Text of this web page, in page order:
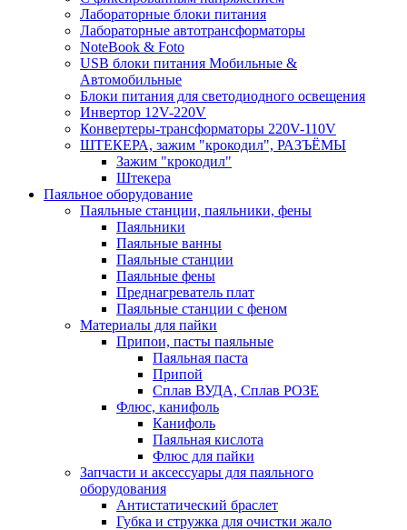
Лабораторные блоки питания
Лабораторные автотрансформаторы
NoteBook & Foto
USB блоки питания Мобильные &
Автомобильные
Блоки питания для светодиодного освещения
Инвертор 12V-220V
Конвертеры-трансформаторы 220V-110V
ШТЕКЕРА, зажим "крокодил", РАЗЪЁМЫ
Зажим "крокодил"
Штекера
Паяльное оборудование
Паяльные станции, паяльники, фены
Паяльники
Паяльные ванны
Паяльные станции
Паяльные фены
Преднагреватель плат
Паяльные станции с феном
Материалы для пайки
Припои, пасты паяльные
Паяльная паста
Припой
Сплав ВУДА, Сплав РОЗЕ
Флюс, канифоль
Канифоль
Паяльная кислота
Флюс для пайки
Запчасти и аксессуары для паяльного
оборудования
Антистатический браслет
Губка и стружка для очистки жало